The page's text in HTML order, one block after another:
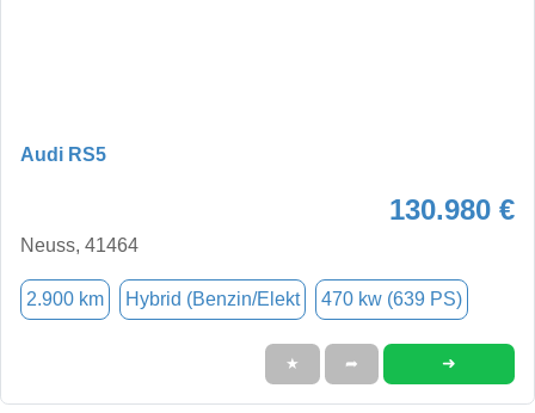
Audi RS5
130.980 €
Neuss, 41464
2.900 km Hybrid (Benzin/Elekt 470 kw (639 PS)
★ ➦ ➜